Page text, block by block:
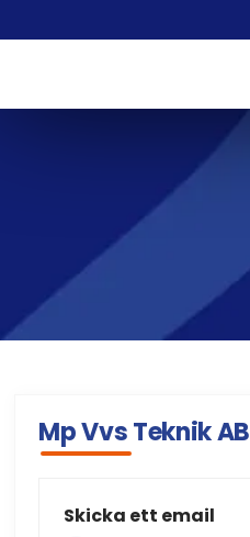
Mp Vvs Teknik AB
Skicka ett email